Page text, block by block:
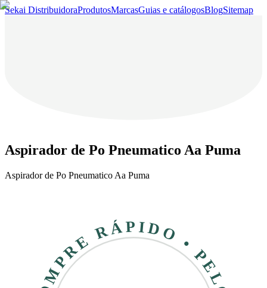
Sekai DistribuidoraProdutosMarcasGuias e catálogosBlogSitemap
Aspirador de Po Pneumatico Aa Puma
Aspirador de Po Pneumatico Aa Puma